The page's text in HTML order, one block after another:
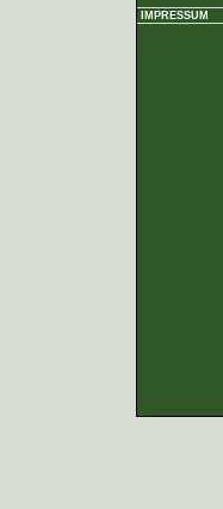
IMPRESSUM